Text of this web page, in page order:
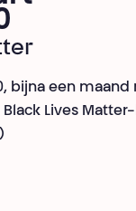
bijna een maand
Lives